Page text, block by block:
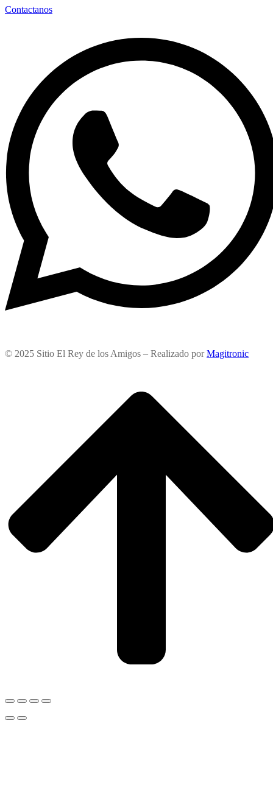
Contactanos
© 2025 Sitio El Rey de los Amigos – Realizado porMagitronic